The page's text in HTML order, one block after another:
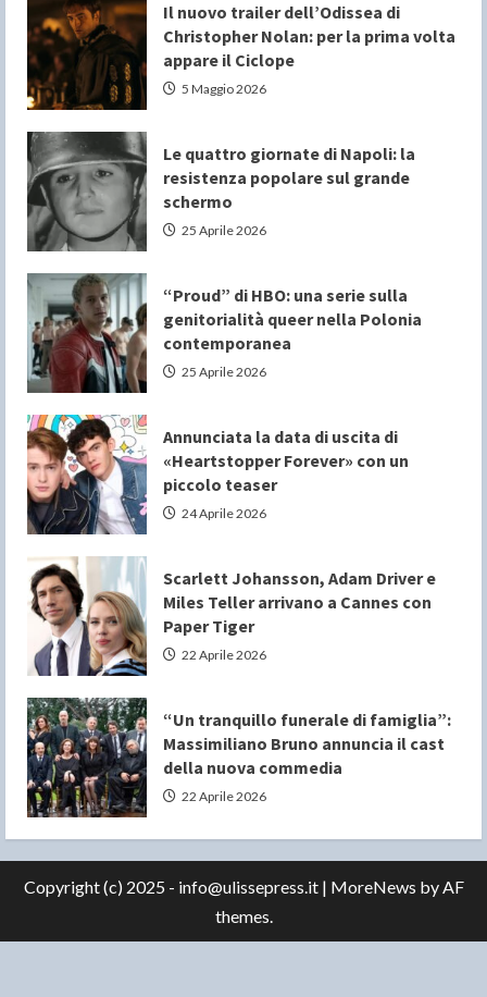
Il nuovo trailer dell’Odissea di
Christopher Nolan: per la prima volta
appare il Ciclope
5 Maggio 2026
Le quattro giornate di Napoli: la
resistenza popolare sul grande
schermo
25 Aprile 2026
“Proud” di HBO: una serie sulla
genitorialità queer nella Polonia
contemporanea
25 Aprile 2026
Annunciata la data di uscita di
«Heartstopper Forever» con un
piccolo teaser
24 Aprile 2026
Scarlett Johansson, Adam Driver e
Miles Teller arrivano a Cannes con
Paper Tiger
22 Aprile 2026
“Un tranquillo funerale di famiglia”:
Massimiliano Bruno annuncia il cast
della nuova commedia
22 Aprile 2026
Copyright (c) 2025 - info@ulissepress.it | MoreNews by AF
themes.